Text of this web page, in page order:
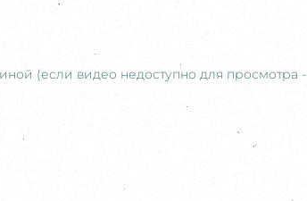
(если видео недоступно для просмотра -